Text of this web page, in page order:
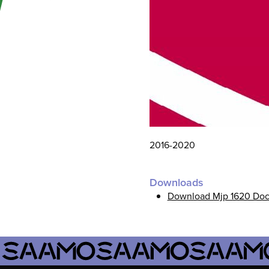
2016-2020
Downloads
Download Mjp 1620